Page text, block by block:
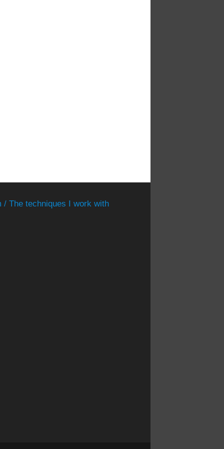
/ The techniques I work with